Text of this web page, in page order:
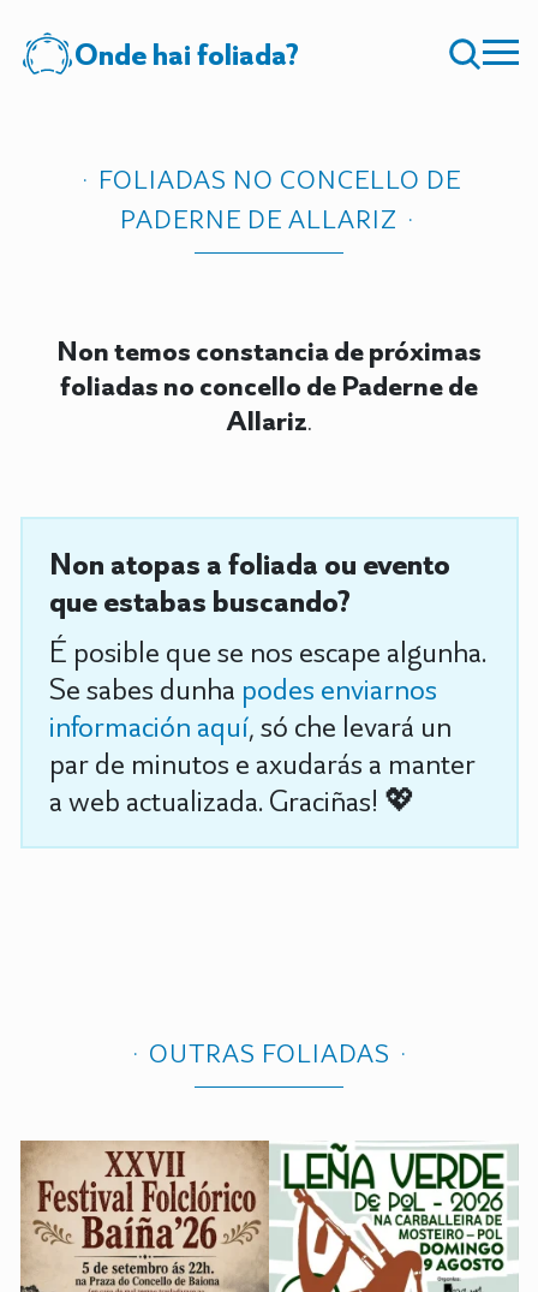
Onde hai foliada?
FOLIADAS NO CONCELLO DE
PADERNE DE ALLARIZ
Non temos constancia de próximas
foliadas no concello de Paderne de
Allariz.
Non atopas a foliada ou evento
que estabas buscando?
É posible que se nos escape algunha.
Se sabes dunha podes enviarnos
información aquí, só che levará un
par de minutos e axudarás a manter
a web actualizada. Graciñas! 💖
OUTRAS FOLIADAS